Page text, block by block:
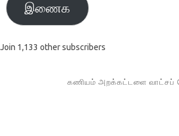
இணைக
Join 1,133 other subscribers
கணியம் அறக்கட்டளை வாட்சப்